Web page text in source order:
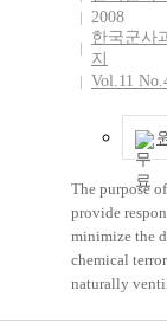
리 사용되어
서는 구조,
연결된 리간
기 등에 따른
효율과의 연
될 것이다.
2008
한국군사
지
Vol.11
The purpose
provide
minimize the
chemical
naturally